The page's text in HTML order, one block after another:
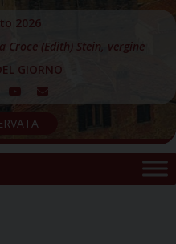
2026
Croce (Edith) Stein, vergine
GIORNO